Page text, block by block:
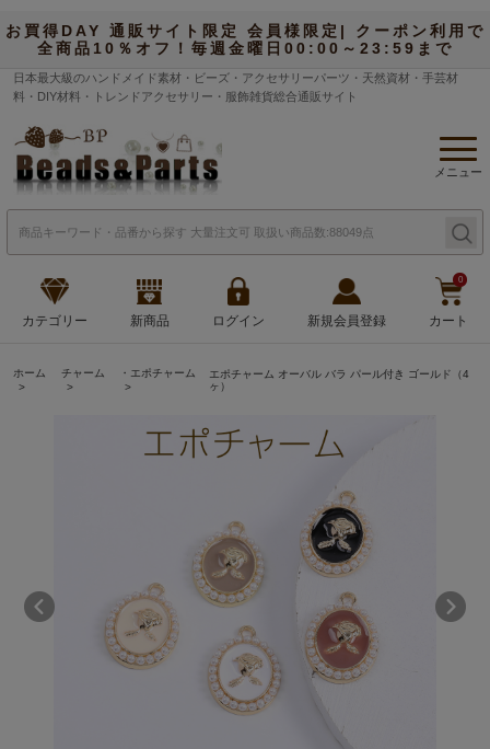
お買得DAY 通販サイト限定 会員様限定| クーポン利用で
全商品10％オフ！毎週金曜日00:00～23:59まで
日本最大級のハンドメイド素材・ビーズ・アクセサリーパーツ・天然資材・手芸材
料・DIY材料・トレンドアクセサリー・服飾雑貨総合通販サイト
メニュー
カテゴリー 新商品 ログイン 新規会員登録
0
カート
ホーム チャーム ・エポチャーム
エポチャーム オーバル バラ パール付き ゴールド（4
ヶ）